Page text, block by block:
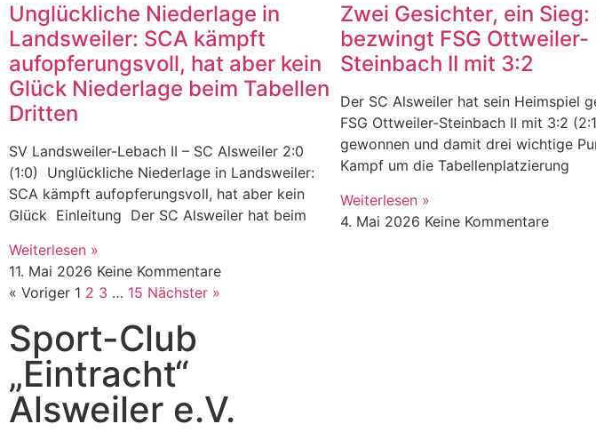
Unglückliche Niederlage in
Landsweiler: SCA kämpft
aufopferungsvoll, hat aber kein
Glück Niederlage beim Tabellen
Dritten
SV Landsweiler-Lebach II – SC Alsweiler 2:0
(1:0) Unglückliche Niederlage in Landsweiler:
SCA kämpft aufopferungsvoll, hat aber kein
Glück Einleitung Der SC Alsweiler hat beim
Weiterlesen »
11. Mai 2026 Keine Kommentare
Zwei Gesichter, ein Sieg:
bezwingt FSG Ottweiler-
Steinbach II mit 3:2
Der SC Alsweiler hat sein Heimspiel
FSG Ottweiler-Steinbach II mit 3:2
gewonnen und damit drei wichtige
Kampf um die Tabellenplatzierung
Weiterlesen »
4. Mai 2026 Keine Kommentare
« Voriger 1 2 3 … 15 Nächster »
Sport-Club
„Eintracht“
Alsweiler e.V.